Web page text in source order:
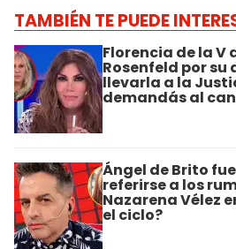
TAMBIÉN TE PUEDE
Florencia de la
Rosenfeld por su
llevarla a la
demandás al
Ángel de Brito
referirse a los
Nazarena Vélez
el ciclo?